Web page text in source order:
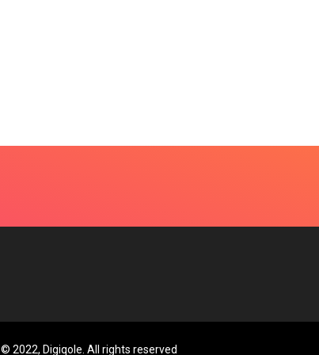
© 2022, Digiqole. All rights reserved